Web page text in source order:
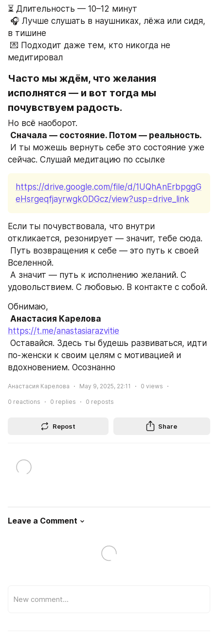
⏳ Длительность — 10–12 минут
в тишине
медитировал
Часто мы ждём, что желания
исполнятся — и вот тогда мы
почувствуем радость.
Но всё наоборот.
Сначала — состояние. Потом — реальность.
сейчас. Слушай медитацию по ссылке
https://drive.google.com/file/d/1UQhAnErbpggG
eHsrgeqfjayrwgkODGcz/view?usp=drive_link
Если ты почувствовала, что внутри
откликается, резонирует — значит, тебе сюда.
Вселенной.
удовольствием. С любовью. В контакте с собой.
Обнимаю,
Анастасия Карелова
https://t.me/anastasiarazvitie
по-женски к своим целям с мотивацией и
вдохновением. Осознанно
Анастасия Карелова May 9, 2025, 22:11 0 views
0 reactions 0 replies 0 reposts
Repost Share
Leave a Comment